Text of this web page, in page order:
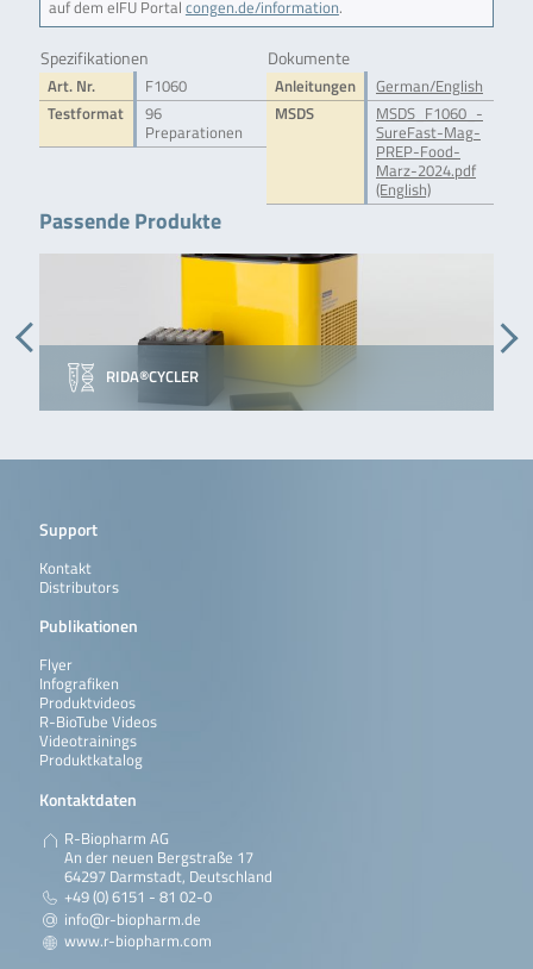
auf dem eIFU Portal congen.de/information.
Spezifikationen
Art. Nr.
F1060
Testformat
96
Preparationen
Dokumente
Anleitungen
German/English
MSDS
MSDS_F1060_-
SureFast-Mag-
PREP-Food-
Marz-2024.pdf
(English)
Passende Produkte
RIDA®CYCLER
Support
Kontakt
Distributors
Publikationen
Flyer
Infografiken
Produktvideos
R-BioTube Videos
Videotrainings
Produktkatalog
Kontaktdaten
R-Biopharm AG
An der neuen Bergstraße 17
64297 Darmstadt, Deutschland
+49 (0) 6151 - 81 02-0
info@r-biopharm.de
www.r-biopharm.com